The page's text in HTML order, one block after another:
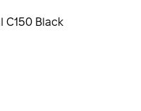
C150 Black